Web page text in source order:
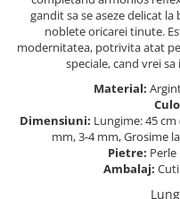
gandit sa se aseze delicat
noblete oricarei tinute.
modernitatea, potrivita atat
speciale, cand vrei
Material:
Dimensiuni: Lungime: 45
mm, 3-4 mm, Grosime
Pietre:
Ambalaj: